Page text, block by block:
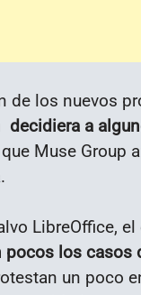
de los nuevos
a
Muse Group
LibreOffice,
pocos los casos
un poco